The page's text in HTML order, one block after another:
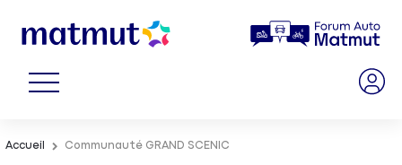
Accueil Communauté GRAND SCENIC